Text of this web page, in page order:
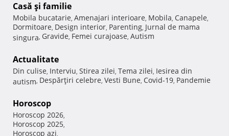
Casă şi familie
Mobila bucatarie, Amenajari interioare, Mobila, Canapele,
Dormitoare, Design interior, Parenting, Jurnal de mama
singura, Gravide, Femei curajoase, Autism
Actualitate
Din culise, Interviu, Stirea zilei, Tema zilei, Iesirea din
autism, Despărţiri celebre, Vesti Bune, Covid-19, Pandemie
Horoscop
Horoscop 2026,
Horoscop 2025,
Horoscop azi,